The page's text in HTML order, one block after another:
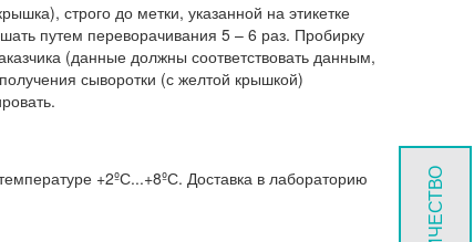
строго до метки, указанной на этикетке
путем переворачивания 5 – 6 раз. Пробирку
(данные должны соответствовать данным,
сыворотки (с желтой крышкой)
+2ºС...+8ºС. Доставка в лабораторию